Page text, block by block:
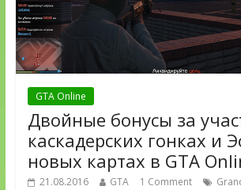
GTA Online
Двойные бонусы за
каскадерских гонках и
новых картах в GTA
21.08.2016 GTA 1 Comment